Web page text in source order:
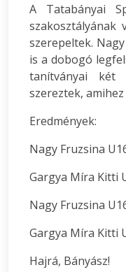
A Tatabányai
szakosztályának
szerepeltek.
is a dobogó
tanítványai két
szereztek,
Eredmények:
Nagy Fruzsina
Gargya Míra Kitti
Nagy Fruzsina
Gargya Míra Kitti
Hajrá, Bányász!